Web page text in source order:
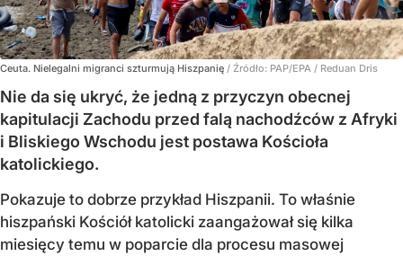
Ceuta. Nielegalni migranci szturmują Hiszpanię / Źródło: PAP/EPA / Reduan Dris
Nie da się ukryć, że jedną z przyczyn obecnej
kapitulacji Zachodu przed falą nachodźców z Afryki
i Bliskiego Wschodu jest postawa Kościoła
katolickiego.
Pokazuje to dobrze przykład Hiszpanii. To właśnie
hiszpański Kościół katolicki zaangażował się kilka
miesięcy temu w poparcie dla procesu masowej